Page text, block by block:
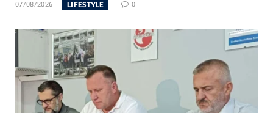
07/08/2026 LIFESTYLE 0